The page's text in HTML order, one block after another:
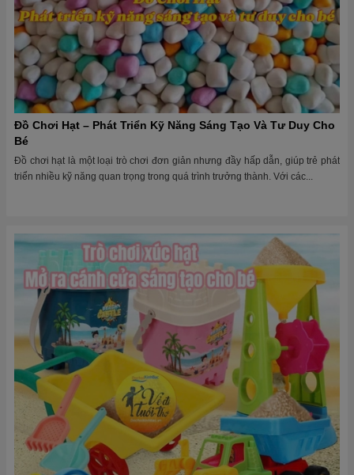
Đồ Chơi Hạt – Phát Triển Kỹ Năng Sáng Tạo Và Tư Duy Cho
Bé
Đồ chơi hạt là một loại trò chơi đơn giản nhưng đầy hấp dẫn, giúp trẻ phát
triển nhiều kỹ năng quan trọng trong quá trình trưởng thành. Với các...